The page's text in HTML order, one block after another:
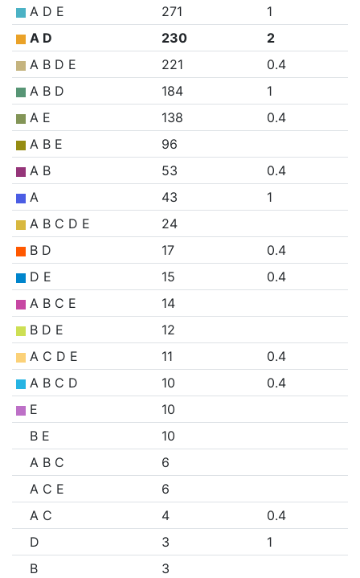
A D E
271
1
A D
230
2
A B D E
221
0.4
A B D
184
1
A E
138
0.4
A B E
96
A B
53
0.4
A
43
1
A B C D E
24
B D
17
0.4
D E
15
0.4
A B C E
14
B D E
12
A C D E
11
0.4
A B C D
10
0.4
E
10
B E
10
A B C
6
A C E
6
A C
4
0.4
D
3
1
B
3